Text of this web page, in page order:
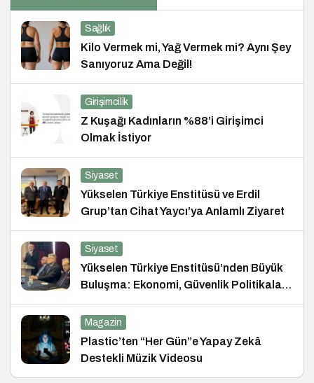
Sağlık
Kilo Vermek mi, Yağ Vermek mi? Aynı Şey
Sanıyoruz Ama Değil!
Girişimcilik
Z Kuşağı Kadınların %88’i Girişimci
Olmak İstiyor
Siyaset
Yükselen Türkiye Enstitüsü ve Erdil
Grup’tan Cihat Yaycı’ya Anlamlı Ziyaret
Siyaset
Yükselen Türkiye Enstitüsü’nden Büyük
Buluşma: Ekonomi, Güvenlik Politikaları
ve Hukuk Konferansı
Magazin
Plastic’ten “Her Gün”e Yapay Zekâ
Destekli Müzik Videosu